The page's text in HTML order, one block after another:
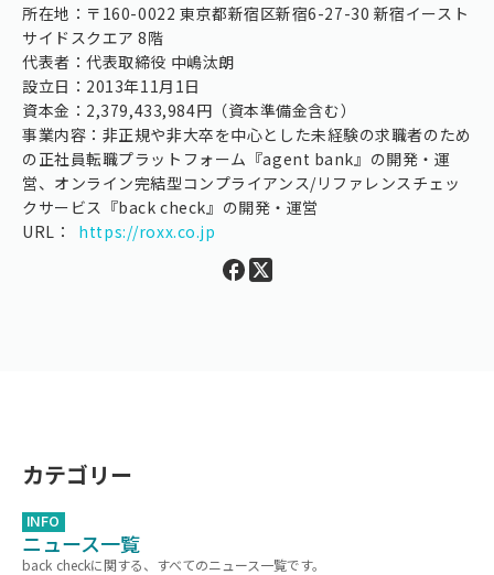
所在地：〒160-0022 東京都新宿区新宿6-27-30 新宿イースト
サイドスクエア 8階
代表者：代表取締役 中嶋汰朗
設立日：2013年11月1日
資本金：2,379,433,984円（資本準備金含む）
事業内容：非正規や非大卒を中心とした未経験の求職者のため
の正社員転職プラットフォーム『agent bank』の開発・運
営、オンライン完結型コンプライアンス/リファレンスチェッ
クサービス『back check』の開発・運営
URL： https://roxx.co.jp
カテゴリー
INFO
ニュース一覧
back checkに関する、すべてのニュース一覧です。